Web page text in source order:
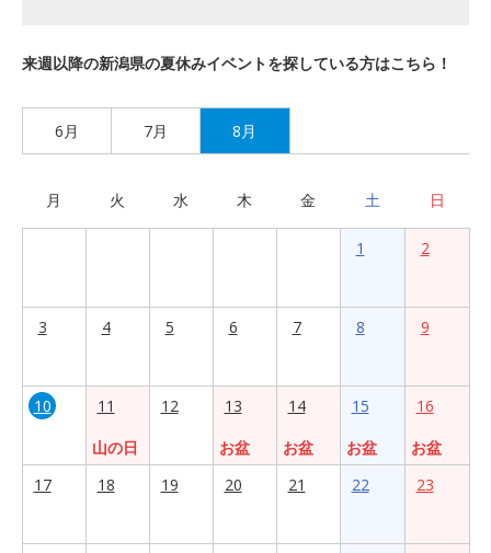
来週以降の新潟県の夏休みイベントを探している方はこちら！
6月 7月 8月
月 火 水 木 金 土 日
1 2
3 4 5 6 7 8 9
10
11
山の日
12
13
お盆
14
お盆
15
お盆
16
お盆
17
18 19 20 21 22 23